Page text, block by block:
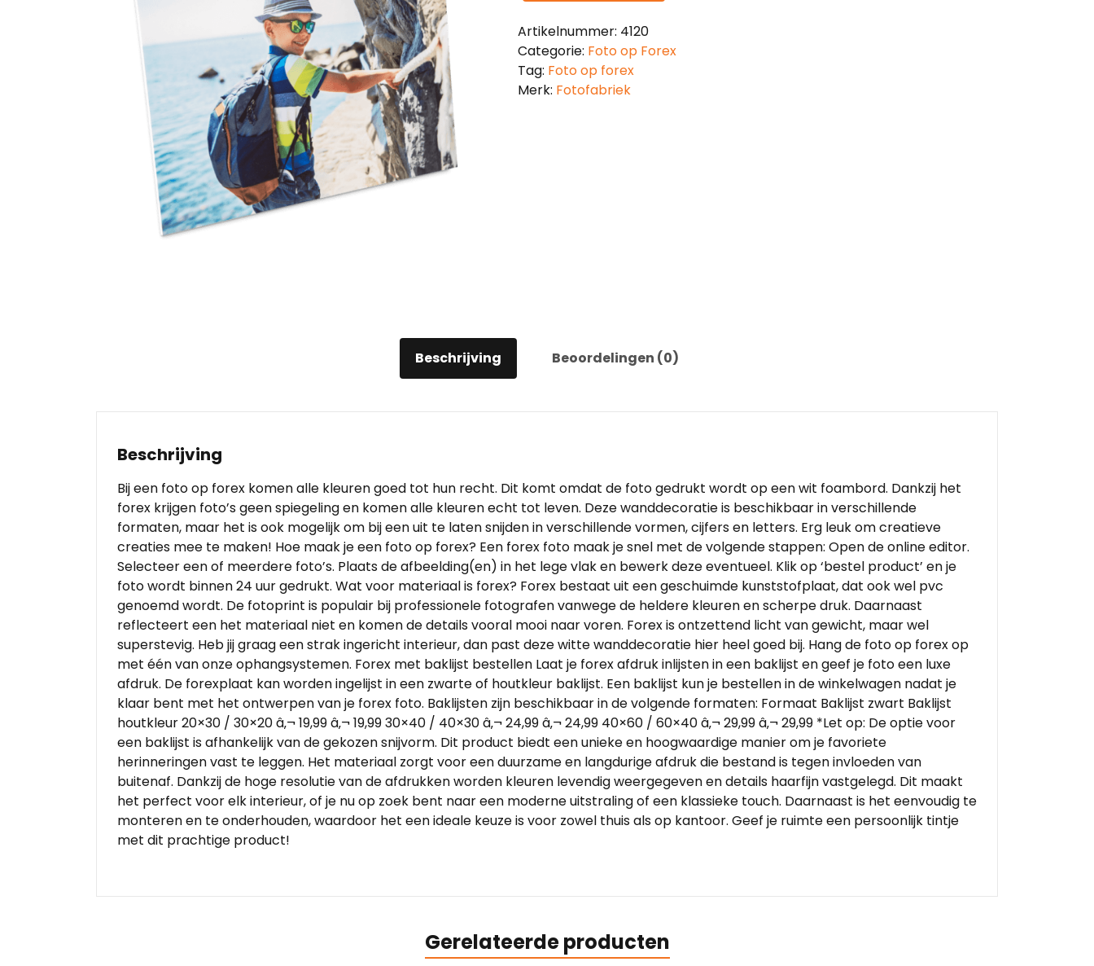
Artikelnummer: 4120
Categorie: Foto op Forex
Tag: Foto op forex
Merk: Fotofabriek
Beschrijving Beoordelingen (0)
Beschrijving
Bij een foto op forex komen alle kleuren goed tot hun recht. Dit komt omdat de foto gedrukt wordt op een wit foambord. Dankzij het
forex krijgen foto’s geen spiegeling en komen alle kleuren echt tot leven. Deze wanddecoratie is beschikbaar in verschillende
formaten, maar het is ook mogelijk om bij een uit te laten snijden in verschillende vormen, cijfers en letters. Erg leuk om creatieve
creaties mee te maken! Hoe maak je een foto op forex? Een forex foto maak je snel met de volgende stappen: Open de online editor.
Selecteer een of meerdere foto’s. Plaats de afbeelding(en) in het lege vlak en bewerk deze eventueel. Klik op ‘bestel product’ en je
foto wordt binnen 24 uur gedrukt. Wat voor materiaal is forex? Forex bestaat uit een geschuimde kunststofplaat, dat ook wel pvc
genoemd wordt. De fotoprint is populair bij professionele fotografen vanwege de heldere kleuren en scherpe druk. Daarnaast
reflecteert een het materiaal niet en komen de details vooral mooi naar voren. Forex is ontzettend licht van gewicht, maar wel
superstevig. Heb jij graag een strak ingericht interieur, dan past deze witte wanddecoratie hier heel goed bij. Hang de foto op forex op
met één van onze ophangsystemen. Forex met baklijst bestellen Laat je forex afdruk inlijsten in een baklijst en geef je foto een luxe
afdruk. De forexplaat kan worden ingelijst in een zwarte of houtkleur baklijst. Een baklijst kun je bestellen in de winkelwagen nadat je
klaar bent met het ontwerpen van je forex foto. Baklijsten zijn beschikbaar in de volgende formaten: Formaat Baklijst zwart Baklijst
houtkleur 20×30 / 30×20 â‚¬ 19,99 â‚¬ 19,99 30×40 / 40×30 â‚¬ 24,99 â‚¬ 24,99 40×60 / 60×40 â‚¬ 29,99 â‚¬ 29,99 *Let op: De optie voor
een baklijst is afhankelijk van de gekozen snijvorm. Dit product biedt een unieke en hoogwaardige manier om je favoriete
herinneringen vast te leggen. Het materiaal zorgt voor een duurzame en langdurige afdruk die bestand is tegen invloeden van
buitenaf. Dankzij de hoge resolutie van de afdrukken worden kleuren levendig weergegeven en details haarfijn vastgelegd. Dit maakt
het perfect voor elk interieur, of je nu op zoek bent naar een moderne uitstraling of een klassieke touch. Daarnaast is het eenvoudig te
monteren en te onderhouden, waardoor het een ideale keuze is voor zowel thuis als op kantoor. Geef je ruimte een persoonlijk tintje
met dit prachtige product!
Gerelateerde producten